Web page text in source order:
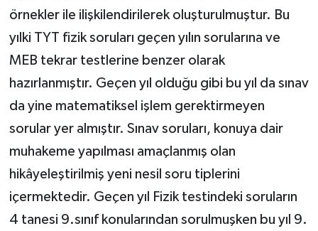
örnekler ile ilişkilendirilerek oluşturulmuştur. Bu
yılki TYT fizik soruları geçen yılın sorularına ve
MEB tekrar testlerine benzer olarak
hazırlanmıştır. Geçen yıl olduğu gibi bu yıl da sınav
da yine matematiksel işlem gerektirmeyen
sorular yer almıştır. Sınav soruları, konuya dair
muhakeme yapılması amaçlanmış olan
hikâyeleştirilmiş yeni nesil soru tiplerini
içermektedir. Geçen yıl Fizik testindeki soruların
4 tanesi 9.sınıf konularından sorulmuşken bu yıl 9.